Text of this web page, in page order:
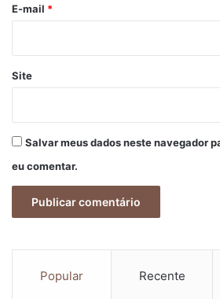
*
E-mail *
Site
Salvar meus dados neste navegador
eu comentar.
Popular Recente